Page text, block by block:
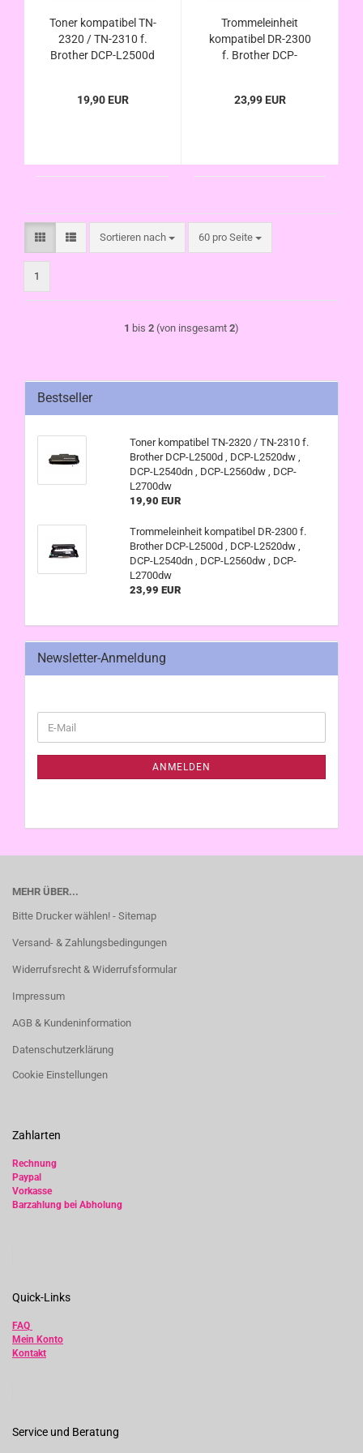
Toner kompatibel TN-
2320 / TN-2310 f.
Brother DCP-L2500d
L2560dw , DCP-
19,90 EUR
Trommeleinheit
kompatibel DR-2300
f. Brother DCP-
L2540dn , DCP-
23,99 EUR
Sortieren nach
Sortieren nach 60 pro Seite
pro Seite
1
1 bis 2 (von insgesamt 2)
Bestseller
Toner kompatibel TN-2320 / TN-2310 f.
Brother DCP-L2500d , DCP-L2520dw ,
DCP-L2540dn , DCP-L2560dw , DCP-
L2700dw
19,90 EUR
Trommeleinheit kompatibel DR-2300 f.
Brother DCP-L2500d , DCP-L2520dw ,
DCP-L2540dn , DCP-L2560dw , DCP-
L2700dw
23,99 EUR
Newsletter-Anmeldung
ZUR
E-
Mail
ANMELDEN
MEHR ÜBER...
Bitte Drucker wählen! - Sitemap
Versand- & Zahlungsbedingungen
Widerrufsrecht & Widerrufsformular
Impressum
AGB & Kundeninformation
Datenschutzerklärung
Cookie Einstellungen
Zahlarten
Rechnung
Paypal
Vorkasse
Barzahlung bei Abholung
Quick-Links
FAQ
Mein Konto
Kontakt
Service und Beratung